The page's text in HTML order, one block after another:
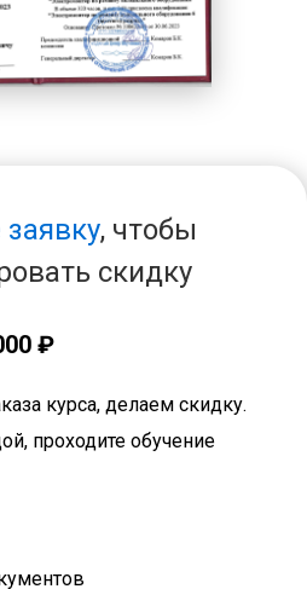
заявку, чтобы
скидку
₽
курса, делаем скидку.
проходите обучение